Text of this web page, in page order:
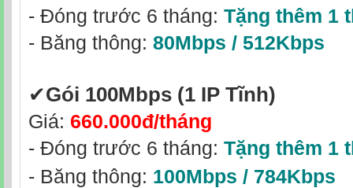
- Đóng trước 6 tháng: Tặng thêm 1
- Băng thông: 80Mbps / 512Kbps
✔‎Gói 100Mbps (1 IP Tĩnh)
Giá: 660.000đ/tháng
- Đóng trước 6 tháng: Tặng thêm 1
- Băng thông: 100Mbps / 784Kbps